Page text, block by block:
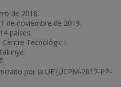
de 2018.
de noviembre de 2019.
países.
Centre Tecnològic i
.
por la UE [UCPM-2017-PP-